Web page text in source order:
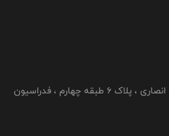
تهران ، بلوار نلسون ماندلا ، خیابان انصاری ، پلاک ۶ طبقه چهارم ، فدراسیون